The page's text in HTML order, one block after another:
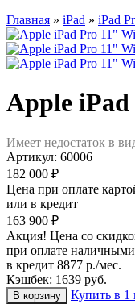
Главная » iPad » iPad
Apple
Имеет недостаток в
Артикул: 60006
182 000 ₽
Цена при оплате
или в кредит
163 900 ₽
Акция! Цена со
при оплате наличными
в кредит 8877 р./мес.
Кэшбек: 1639 руб.
Купить в 1